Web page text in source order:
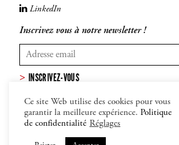
LinkedIn
Inscrivez vous à notre newsletter !
INSCRIVEZ-VOUS
MENTIONS LÉGALES–CGV–
CONFIDENTIALITÉ ET COOKIES
Ce site Web utilise des cookies pour vous
garantir la meilleure expérience. Politique
de confidentialité Réglages